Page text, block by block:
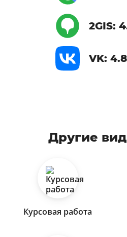
2GIS:
VK: 4.8
Другие
Курсовая работа